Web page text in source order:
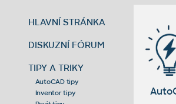
HLAVNÍ STRÁNKA
DISKUZNÍ FÓRUM
TIPY A TRIKY
AutoCAD tipy
Inventor tipy